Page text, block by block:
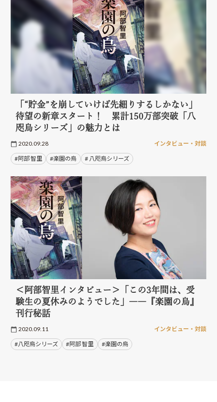
「“貯金”を崩していけば先細りするしかない」
待望の新章スタート！ 累計150万部突破「八
咫烏シリーズ」の魅力とは
2020.09.28 インタビュー・対談
#阿部 智里 #楽園の烏 # 八咫烏シリーズ
＜阿部智里インタビュー＞「この3年間は、受
験生の夏休みのようでした」――『楽園の烏』
刊行秘話
2020.09.11 インタビュー・対談
#八咫烏シリーズ #阿部 智里 #楽園の烏